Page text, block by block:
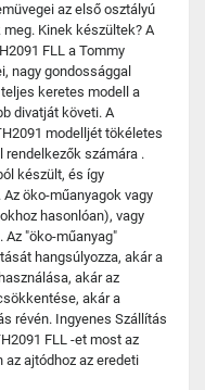
az első osztályú
Kinek készültek? A
FLL a Tommy
nagy gondossággal
keretes modell a
divatját követi. A
modelljét tökéletes
számára .
készült, és így
öko-műanyagok vagy
hasonlóan), vagy
"öko-műanyag"
hangsúlyozza, akár a
akár az
akár a
révén. Ingyenes Szállítás
FLL -et most az
ajtódhoz az eredeti